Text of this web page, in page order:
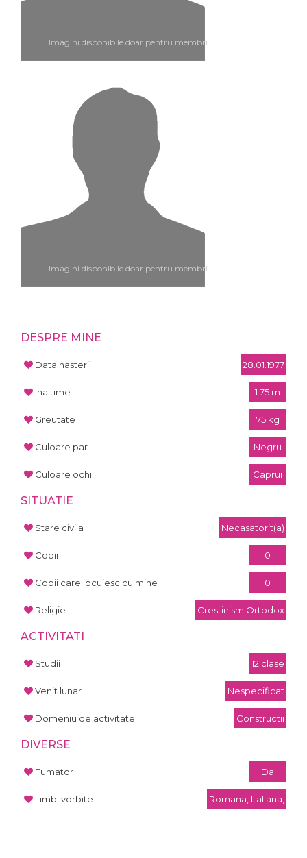
Imagini disponibile doar pentru membri
Imagini disponibile doar pentru membri
DESPRE MINE
Data nasterii 28.01.1977
Inaltime 1.75 m
Greutate 75 kg
Culoare par Negru
Culoare ochi Caprui
SITUATIE
Stare civila Necasatorit(a)
Copii 0
Copii care locuiesc cu mine 0
Religie Crestinism Ortodox
ACTIVITATI
Studii 12 clase
Venit lunar Nespecificat
Domeniu de activitate Constructii
DIVERSE
Fumator Da
Limbi vorbite Romana, Italiana,